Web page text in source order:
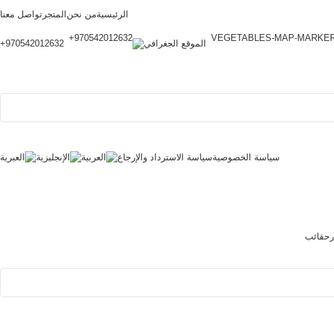
الرئيسيةمن نحن المتجر تواصل معنا
الموقع الجغرافي 970542012632+
سياسة الخصوصيةسياسة الاسترداد والإرجاع
حقائب